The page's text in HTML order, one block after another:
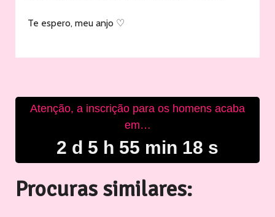
Te espero, meu anjo ♡
Atenção, a inscrição para os homens acaba
em…
2 d 5 h 55 min 18 s
Procuras similares: